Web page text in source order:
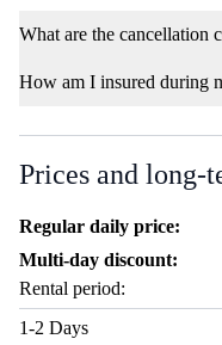
What are the cancellation
How am I insured during
Prices and long-
Regular daily price:
Multi-day discount:
Rental period:
1-2 Days